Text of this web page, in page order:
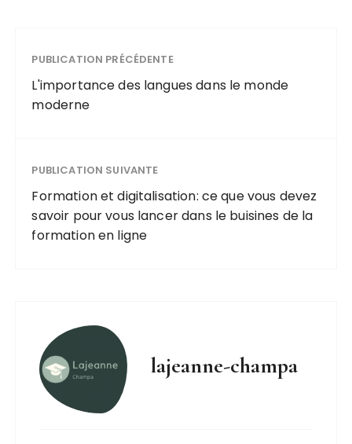
PUBLICATION PRÉCÉDENTE
L'importance des langues dans le monde
moderne
PUBLICATION SUIVANTE
Formation et digitalisation: ce que vous devez
savoir pour vous lancer dans le buisines de la
formation en ligne
lajeanne-champa